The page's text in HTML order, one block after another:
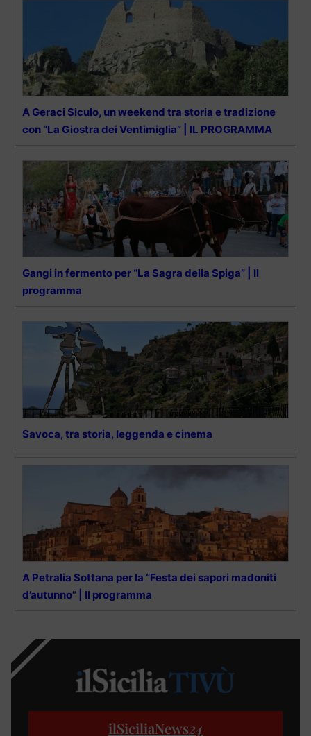
A Geraci Siculo, un weekend tra storia e tradizione
con “La Giostra dei Ventimiglia” | IL PROGRAMMA
Gangi in fermento per “La Sagra della Spiga” | Il
programma
Savoca, tra storia, leggenda e cinema
A Petralia Sottana per la “Festa dei sapori madoniti
d’autunno” | Il programma
ilSiciliaNews24